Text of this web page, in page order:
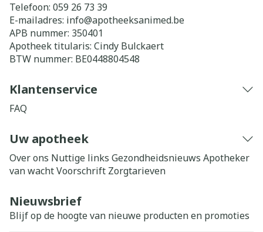
Telefoon: 059 26 73 39
E-mailadres: info@apotheeksanimed.be
APB nummer: 350401
Apotheek titularis: Cindy Bulckaert
BTW nummer: BE0448804548
Klantenservice
FAQ
Uw apotheek
Over ons Nuttige links Gezondheidsnieuws Apotheker
van wachtVoorschrift Zorgtarieven
Nieuwsbrief
Blijf op de hoogte van nieuwe producten en promoties